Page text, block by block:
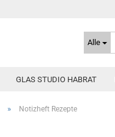
Alle
GLAS STUDIO HABRAT
» Notizheft Rezepte